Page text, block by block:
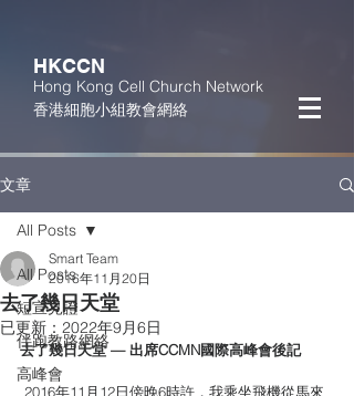
HKCCN
Hong Kong Cell Church Network
香港細胞小組教會網絡
文章
All Posts
短宣見證
伴跑教路網絡
高峰會
All Posts
去了幾日天堂
Smart Team
2016年11月20日
已更新： 2022年9月6日
去了幾日天堂 — 出席CCMN國際高峰會後記